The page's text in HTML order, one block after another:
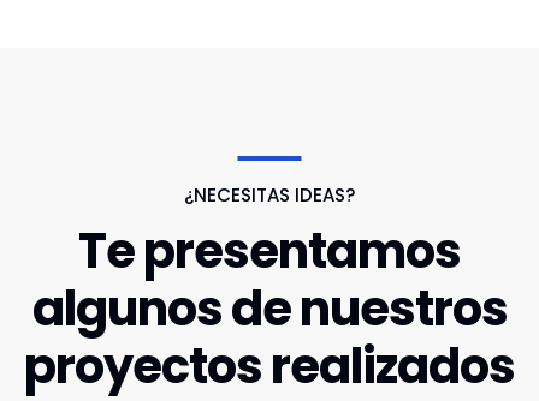
¿NECESITAS IDEAS?
Te presentamos
algunos de nuestros
proyectos realizados